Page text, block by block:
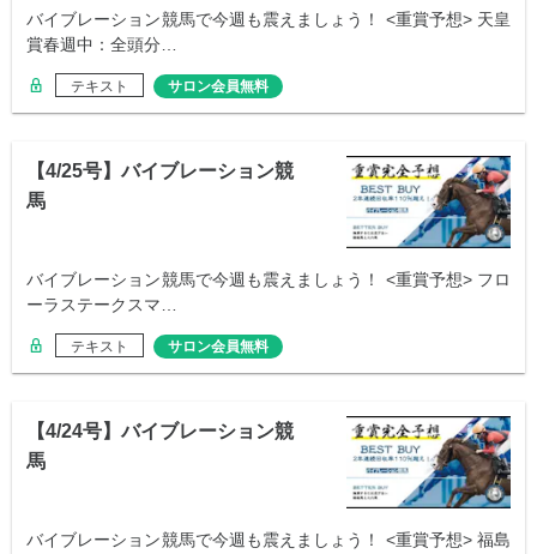
バイブレーション競馬で今週も震えましょう！ <重賞予想> 天皇
賞春週中：全頭分…
テキスト サロン会員無料
【4/25号】バイブレーション競
馬
バイブレーション競馬で今週も震えましょう！ <重賞予想> フロ
ーラステークスマ…
テキスト サロン会員無料
【4/24号】バイブレーション競
馬
バイブレーション競馬で今週も震えましょう！ <重賞予想> 福島